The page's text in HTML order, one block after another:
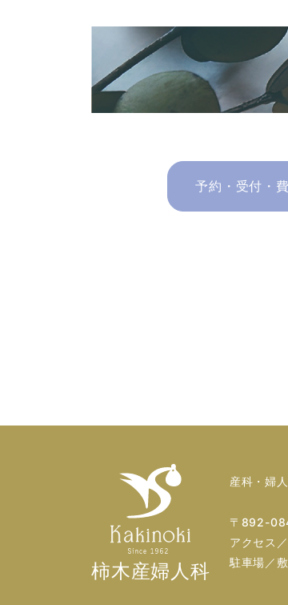
予約・受付・
柿木産婦人科
産科・婦
〒892-
アクセス
駐車場／